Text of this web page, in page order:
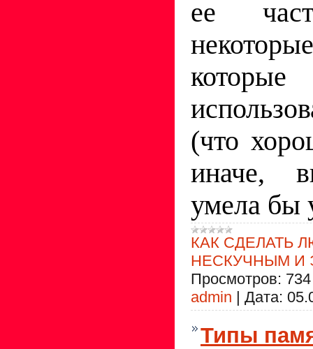
ее
(что
иначе,
умела бы
КАК СДЕЛАТЬ
НЕСКУЧНЫМ И
Просмотров: 734
admin | Дата:
Типы